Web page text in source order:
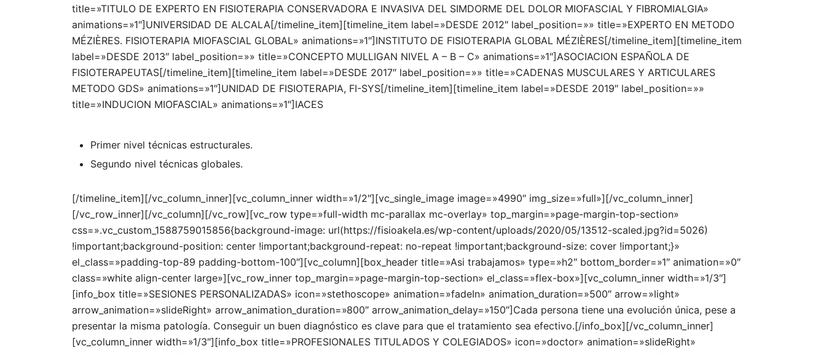
title=»TITULO DE EXPERTO EN FISIOTERAPIA CONSERVADORA E INVASIVA DEL SIMDORME DEL DOLOR MIOFASCIAL Y FIBROMIALGIA»
animations=»1″]UNIVERSIDAD DE ALCALA[/timeline_item][timeline_item label=»DESDE 2012″ label_position=»» title=»EXPERTO EN METODO
MÉZIÈRES. FISIOTERAPIA MIOFASCIAL GLOBAL» animations=»1″]INSTITUTO DE FISIOTERAPIA GLOBAL MÉZIÈRES[/timeline_item][timeline_item
label=»DESDE 2013″ label_position=»» title=»CONCEPTO MULLIGAN NIVEL A – B – C» animations=»1″]ASOCIACION ESPAÑOLA DE
FISIOTERAPEUTAS[/timeline_item][timeline_item label=»DESDE 2017″ label_position=»» title=»CADENAS MUSCULARES Y ARTICULARES
METODO GDS» animations=»1″]UNIDAD DE FISIOTERAPIA, FI-SYS[/timeline_item][timeline_item label=»DESDE 2019″ label_position=»»
title=»INDUCION MIOFASCIAL» animations=»1″]IACES
Primer nivel técnicas estructurales.
Segundo nivel técnicas globales.
[/timeline_item][/vc_column_inner][vc_column_inner width=»1/2″][vc_single_image image=»4990″ img_size=»full»][/vc_column_inner]
[/vc_row_inner][/vc_column][/vc_row][vc_row type=»full-width mc-parallax mc-overlay» top_margin=»page-margin-top-section»
css=».vc_custom_1588759015856{background-image: url(https://fisioakela.es/wp-content/uploads/2020/05/13512-scaled.jpg?id=5026)
!important;background-position: center !important;background-repeat: no-repeat !important;background-size: cover !important;}»
el_class=»padding-top-89 padding-bottom-100″][vc_column][box_header title=»Asi trabajamos» type=»h2″ bottom_border=»1″ animation=»0″
class=»white align-center large»][vc_row_inner top_margin=»page-margin-top-section» el_class=»flex-box»][vc_column_inner width=»1/3″]
[info_box title=»SESIONES PERSONALIZADAS» icon=»stethoscope» animation=»fadeIn» animation_duration=»500″ arrow=»light»
arrow_animation=»slideRight» arrow_animation_duration=»800″ arrow_animation_delay=»150″]Cada persona tiene una evolución única, pese a
presentar la misma patología. Conseguir un buen diagnóstico es clave para que el tratamiento sea efectivo.[/info_box][/vc_column_inner]
[vc_column_inner width=»1/3″][info_box title=»PROFESIONALES TITULADOS Y COLEGIADOS» icon=»doctor» animation=»slideRight»